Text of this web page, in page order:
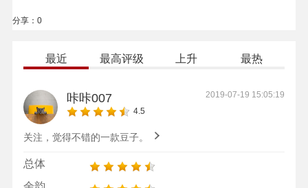
分享： 0
最近 最高评级 上升 最热
咔咔007
4.5
关注，觉得不错的一款豆子。
总体
2019-07-19 15:05:19